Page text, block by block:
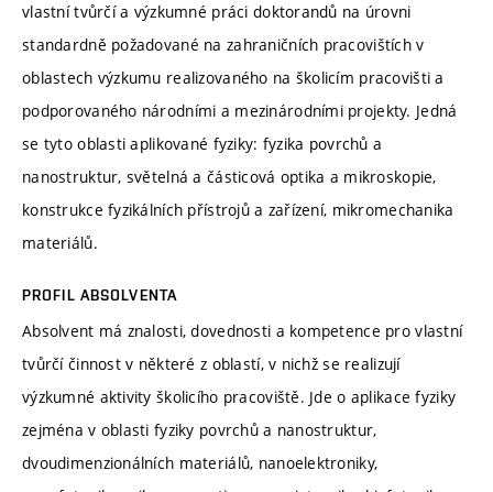
vlastní tvůrčí a výzkumné práci doktorandů na úrovni
standardně požadované na zahraničních pracovištích v
oblastech výzkumu realizovaného na školicím pracovišti a
podporovaného národními a mezinárodními projekty. Jedná
se tyto oblasti aplikované fyziky: fyzika povrchů a
nanostruktur, světelná a částicová optika a mikroskopie,
konstrukce fyzikálních přístrojů a zařízení, mikromechanika
materiálů.
PROFIL ABSOLVENTA
Absolvent má znalosti, dovednosti a kompetence pro vlastní
tvůrčí činnost v některé z oblastí, v nichž se realizují
výzkumné aktivity školicího pracoviště. Jde o aplikace fyziky
zejména v oblasti fyziky povrchů a nanostruktur,
dvoudimenzionálních materiálů, nanoelektroniky,